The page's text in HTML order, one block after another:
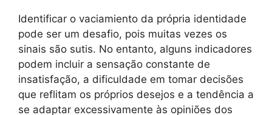
Identificar o vaciamiento da própria identidade
pode ser um desafio, pois muitas vezes os
sinais são sutis. No entanto, alguns indicadores
podem incluir a sensação constante de
insatisfação, a dificuldade em tomar decisões
que reflitam os próprios desejos e a tendência a
se adaptar excessivamente às opiniões dos